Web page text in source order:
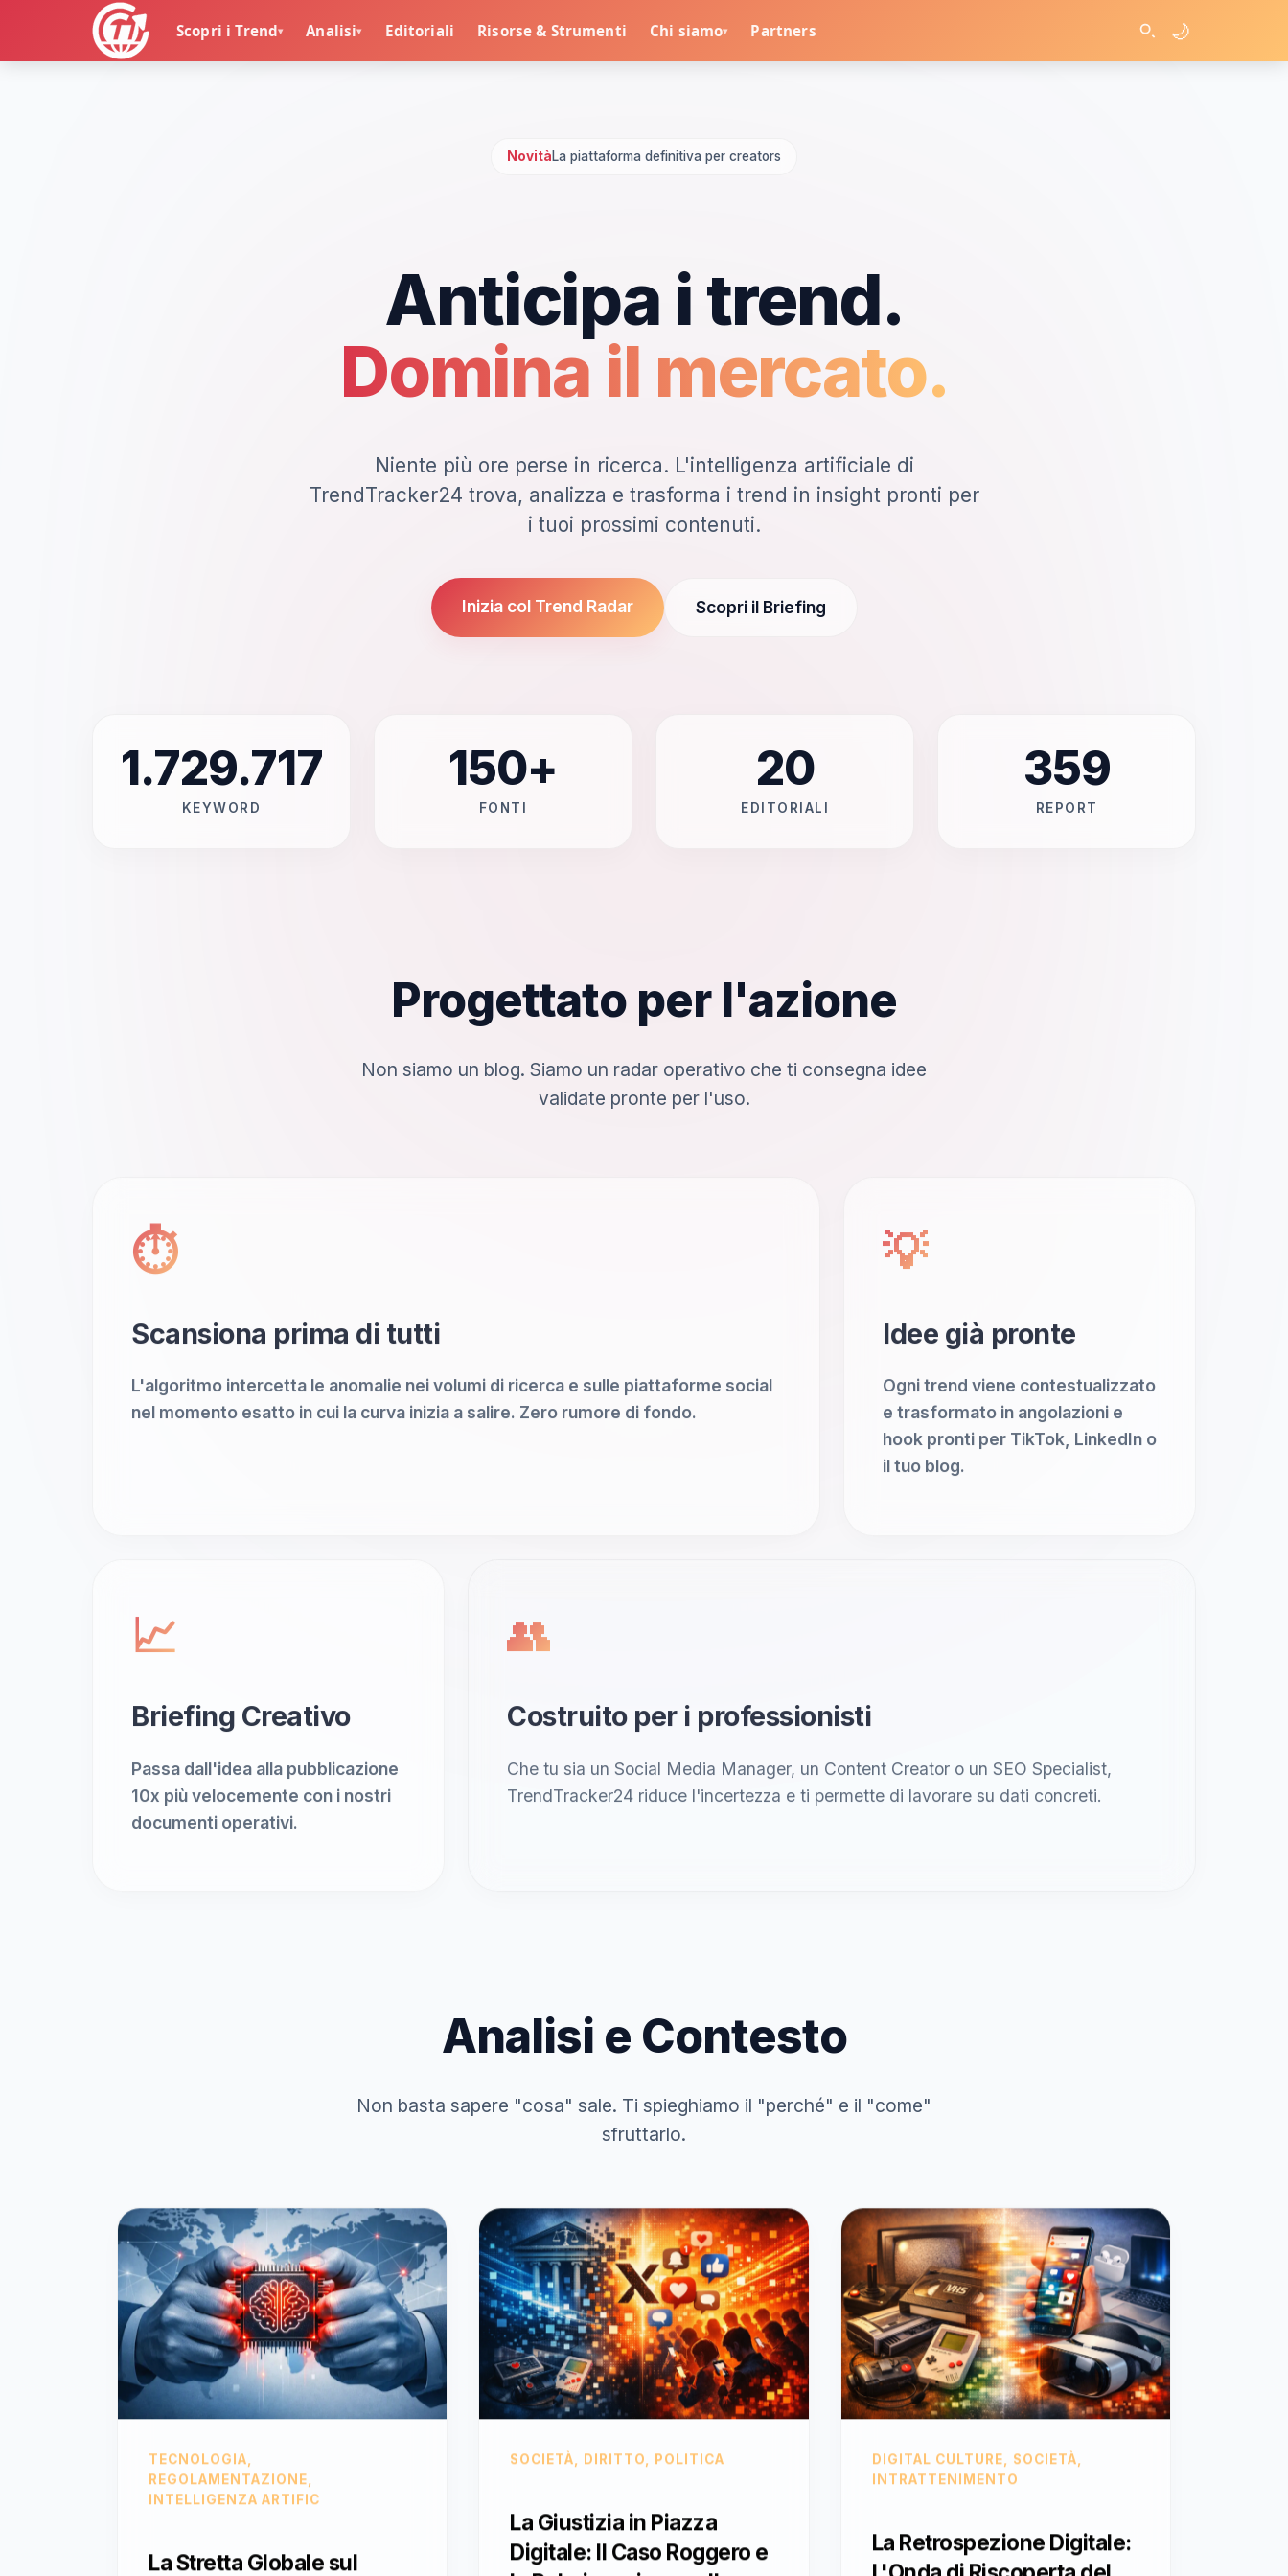
Scopri i Trend▾ Analisi▾ Editoriali Risorse & Strumenti Chi siamo▾ Partners 🌙
NovitàLa piattaforma definitiva per creators
Anticipa i trend.
Domina il mercato.
Niente più ore perse in ricerca. L'intelligenza artificiale di
TrendTracker24 trova, analizza e trasforma i trend in insight pronti per
i tuoi prossimi contenuti.
Inizia col Trend Radar Scopri il Briefing
1.729.717
KEYWORD
150+
FONTI
20
EDITORIALI
359
REPORT
Progettato per l'azione
Non siamo un blog. Siamo un radar operativo che ti consegna idee
validate pronte per l'uso.
⏱️
Scansiona prima di tutti
L'algoritmo intercetta le anomalie nei volumi di ricerca e sulle piattaforme social
nel momento esatto in cui la curva inizia a salire. Zero rumore di fondo.
💡
Idee già pronte
Ogni trend viene contestualizzato
e trasformato in angolazioni e
hook pronti per TikTok, LinkedIn o
il tuo blog.
📈
Briefing Creativo
Passa dall'idea alla pubblicazione
10x più velocemente con i nostri
documenti operativi.
👥
Costruito per i professionisti
Che tu sia un Social Media Manager, un Content Creator o un SEO Specialist,
TrendTracker24 riduce l'incertezza e ti permette di lavorare su dati concreti.
Analisi e Contesto
Non basta sapere "cosa" sale. Ti spieghiamo il "perché" e il "come"
sfruttarlo.
TECNOLOGIA,
REGOLAMENTAZIONE,
INTELLIGENZA ARTIFIC
La Stretta Globale sul
SOCIETÀ, DIRITTO, POLITICA
La Giustizia in Piazza
Digitale: Il Caso Roggero e
DIGITAL CULTURE, SOCIETÀ,
INTRATTENIMENTO
La Retrospezione Digitale:
L'Onda di Riscoperta del